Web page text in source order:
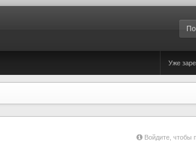
Уже
Войдите, чтобы